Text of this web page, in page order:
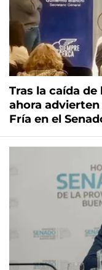
Tras la caída
ahora
Fría en el